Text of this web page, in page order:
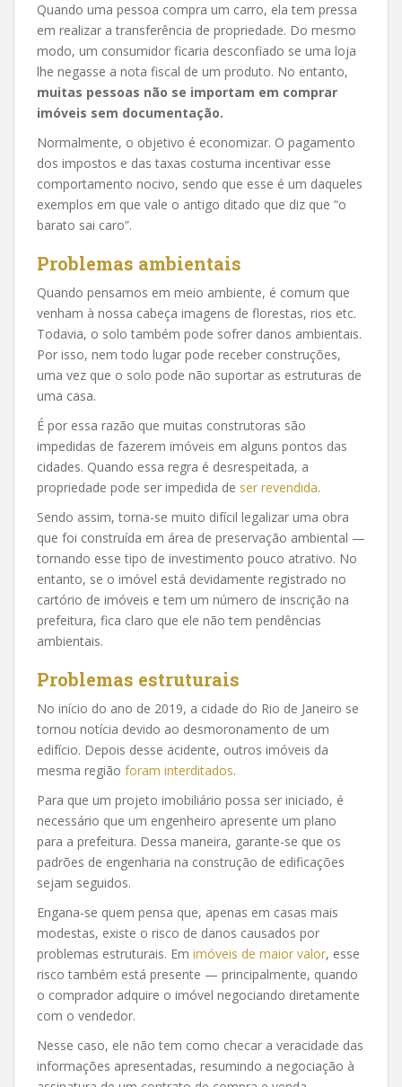
Quando uma pessoa compra um carro, ela tem pressa
em realizar a transferência de propriedade. Do mesmo
modo, um consumidor ficaria desconfiado se uma loja
lhe negasse a nota fiscal de um produto. No entanto,
muitas pessoas não se importam em comprar
imóveis sem documentação.
Normalmente, o objetivo é economizar. O pagamento
dos impostos e das taxas costuma incentivar esse
comportamento nocivo, sendo que esse é um daqueles
exemplos em que vale o antigo ditado que diz que “o
barato sai caro”.
Problemas ambientais
Quando pensamos em meio ambiente, é comum que
venham à nossa cabeça imagens de florestas, rios etc.
Todavia, o solo também pode sofrer danos ambientais.
Por isso, nem todo lugar pode receber construções,
uma vez que o solo pode não suportar as estruturas de
uma casa.
É por essa razão que muitas construtoras são
impedidas de fazerem imóveis em alguns pontos das
cidades. Quando essa regra é desrespeitada, a
propriedade pode ser impedida de ser revendida.
Sendo assim, torna-se muito difícil legalizar uma obra
que foi construída em área de preservação ambiental —
tornando esse tipo de investimento pouco atrativo. No
entanto, se o imóvel está devidamente registrado no
cartório de imóveis e tem um número de inscrição na
prefeitura, fica claro que ele não tem pendências
ambientais.
Problemas estruturais
No início do ano de 2019, a cidade do Rio de Janeiro se
tornou notícia devido ao desmoronamento de um
edifício. Depois desse acidente, outros imóveis da
mesma região foram interditados.
Para que um projeto imobiliário possa ser iniciado, é
necessário que um engenheiro apresente um plano
para a prefeitura. Dessa maneira, garante-se que os
padrões de engenharia na construção de edificações
sejam seguidos.
Engana-se quem pensa que, apenas em casas mais
modestas, existe o risco de danos causados por
problemas estruturais. Em imóveis de maior valor, esse
risco também está presente — principalmente, quando
o comprador adquire o imóvel negociando diretamente
com o vendedor.
Nesse caso, ele não tem como checar a veracidade das
informações apresentadas, resumindo a negociação à